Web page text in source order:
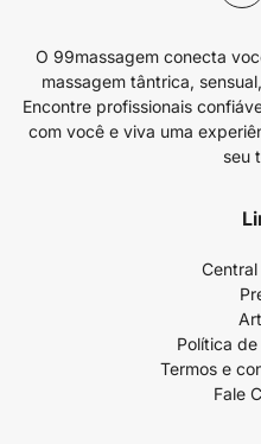
O 99massagem conecta
massagem tântrica,
Encontre profissionais
com você e viva uma
seu
Política
Termos e
Fale